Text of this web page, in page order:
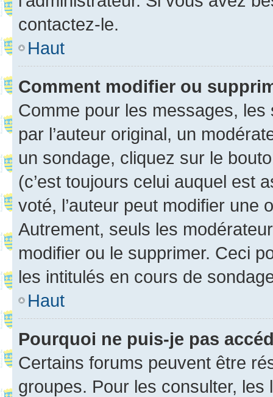
contactez-le.
Haut
Comment modifier ou
Comme pour les messages,
par l’auteur original, un
un sondage, cliquez sur le
(c’est toujours celui auquel est
voté, l’auteur peut modifier une
Autrement, seuls les
modifier ou le supprimer. Ceci
les intitulés en cours de
Haut
Pourquoi ne puis-je pas
Certains forums peuvent être
groupes. Pour les consulter,